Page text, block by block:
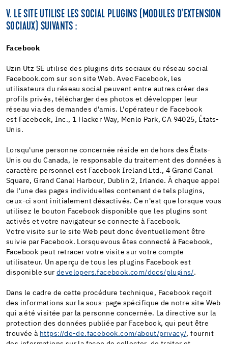
V. LE SITE UTILISE LES SOCIAL PLUGINS (MODULES D’EXTENSION
SOCIAUX) SUIVANTS :
Facebook
Uzin Utz SE utilise des plugins dits sociaux du réseau social
Facebook.com sur son site Web. Avec Facebook, les
utilisateurs du réseau social peuvent entre autres créer des
profils privés, télécharger des photos et développer leur
réseau via des demandes d'amis. L'opérateur de Facebook
est Facebook, Inc., 1 Hacker Way, Menlo Park, CA 94025, États-
Unis.
Lorsqu'une personne concernée réside en dehors des États-
Unis ou du Canada, le responsable du traitement des données à
caractère personnel est Facebook Ireland Ltd., 4 Grand Canal
Square, Grand Canal Harbour, Dublin 2, Irlande. À chaque appel
de l'une des pages individuelles contenant de tels plugins,
ceux-ci sont initialement désactivés. Ce n'est que lorsque vous
utilisez le bouton Facebook disponible que les plugins sont
activés et votre navigateur se connecte à Facebook.
Votre visite sur le site Web peut donc éventuellement être
suivie par Facebook. Lorsquevous êtes connecté à Facebook,
Facebook peut retracer votre visite sur votre compte
utilisateur. Un aperçu de tous les plugins Facebook est
disponible surdevelopers.facebook.com/docs/plugins/.
Dans le cadre de cette procédure technique, Facebook reçoit
des informations sur la sous-page spécifique de notre site Web
qui a été visitée par la personne concernée. La directive sur la
protection des données publiée par Facebook, qui peut être
trouvée à https://de-de.facebook.com/about/privacy/, fournit